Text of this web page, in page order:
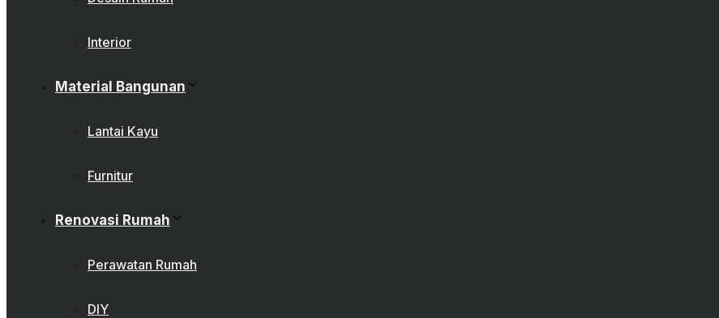
Interior
Material Bangunan
Lantai Kayu
Furnitur
Renovasi Rumah
Perawatan Rumah
DIY